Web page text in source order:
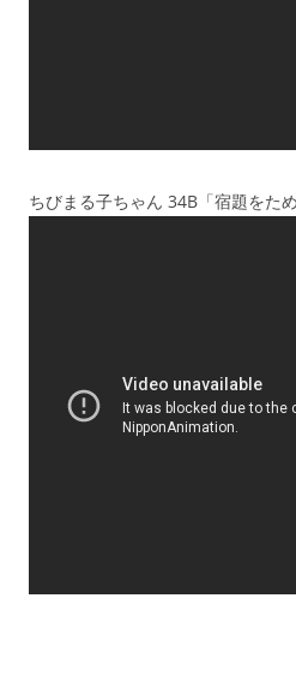
ちびまる子ちゃん 34B「宿題をた